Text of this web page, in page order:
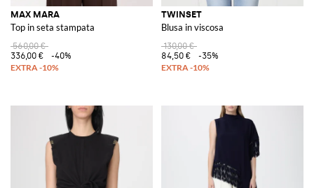
MAX MARA
Top in seta stampata
560,00 €
336,00 €
-40%
TWINSET
Blusa in viscosa
130,00 €
84,50 €
-35%